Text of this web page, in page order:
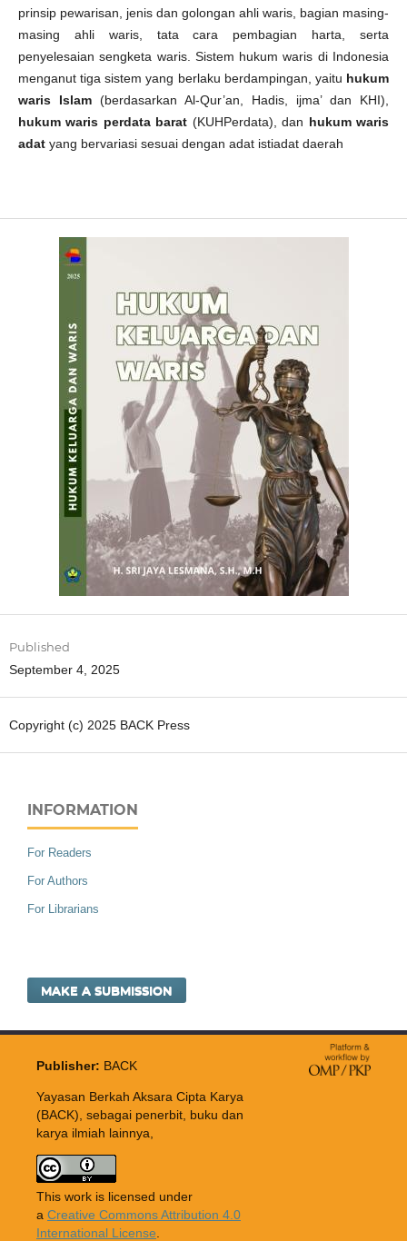
prinsip pewarisan, jenis dan golongan ahli waris, bagian masing-
masing ahli waris, tata cara pembagian harta, serta
penyelesaian sengketa waris. Sistem hukum waris di Indonesia
menganut tiga sistem yang berlaku berdampingan, yaitu hukum
waris Islam(berdasarkan Al-Qur’an, Hadis, ijma’ dan KHI),
hukum waris perdata barat (KUHPerdata), dan hukum waris
adatyang bervariasi sesuai dengan adat istiadat daerah
Published
September 4, 2025
Copyright (c) 2025 BACK Press
INFORMATION
For Readers
For Authors
For Librarians
MAKE A SUBMISSION
Publisher: BACK
Yayasan Berkah Aksara Cipta Karya
(BACK), sebagai penerbit, buku dan
karya ilmiah lainnya,
This work is licensed under
a Creative Commons Attribution 4.0
International License.